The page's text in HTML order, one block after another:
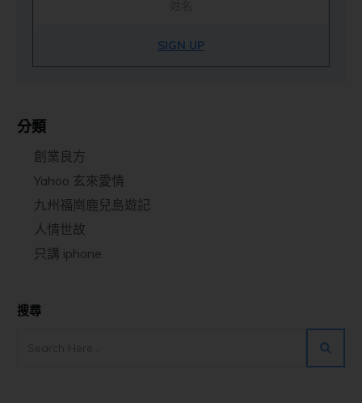
SIGN UP
分類
創業良方
Yahoo 玄來愛情
九州福崗鹿兒島遊記
人情世故
只講 iphone
搜尋